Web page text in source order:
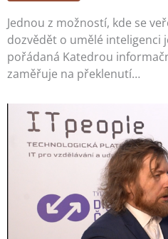
Jednou z možností, kde se
dozvědět o umělé inteligenci
pořádaná Katedrou
zaměřuje na překlenutí…